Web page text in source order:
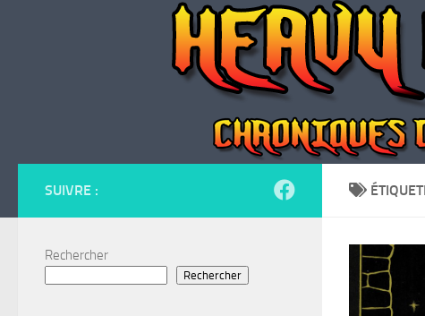
SUIVRE :
Rechercher
Rechercher